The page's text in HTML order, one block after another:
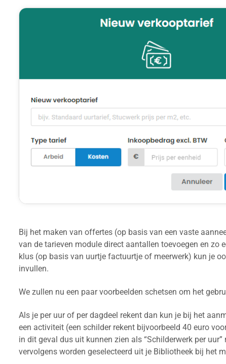
Bij het maken van offertes (op basis van een vaste
van de tarieven module direct aantallen toevoegen en zo
klus (op basis van uurtje factuurtje of meerwerk) kun je
invullen.
We zullen nu een paar voorbeelden schetsen om het
Als je per uur of per dagdeel rekent dan kun je bij het
een activiteit (een schilder rekent bijvoorbeeld 40 euro
in dit geval dus uit kunnen zien als “Schilderwerk per
vervolgens worden geselecteerd uit je Bibliotheek bij het